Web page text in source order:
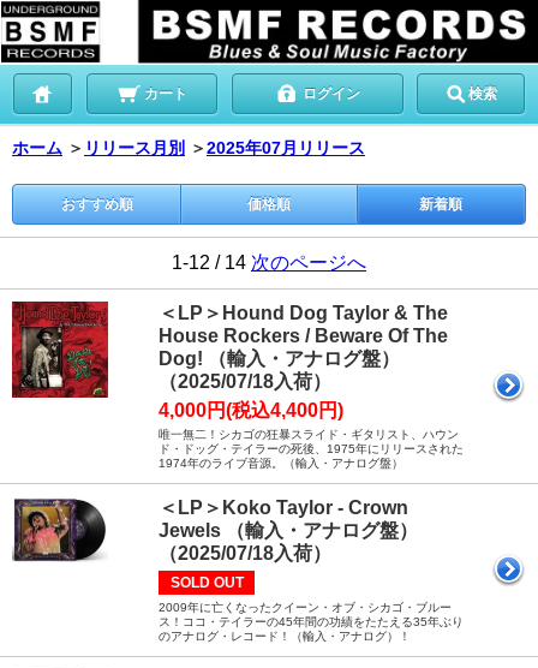
カート ログイン 検索
ホーム ＞ リリース月別 ＞2025年07月リリース
おすすめ順 価格順 新着順
1-12 / 14 次のページへ
＜LP＞Hound Dog Taylor & The
House Rockers / Beware Of The
Dog! （輸入・アナログ盤）
（2025/07/18入荷）
4,000円(税込4,400円)
唯一無二！シカゴの狂暴スライド・ギタリスト、ハウン
ド・ドッグ・テイラーの死後、1975年にリリースされた
1974年のライブ音源。（輸入・アナログ盤）
＜LP＞Koko Taylor - Crown
Jewels （輸入・アナログ盤）
（2025/07/18入荷）
SOLD OUT
2009年に亡くなったクイーン・オブ・シカゴ・ブルー
ス！ココ・テイラーの45年間の功績をたたえる35年ぶり
のアナログ・レコード！（輸入・アナログ）！